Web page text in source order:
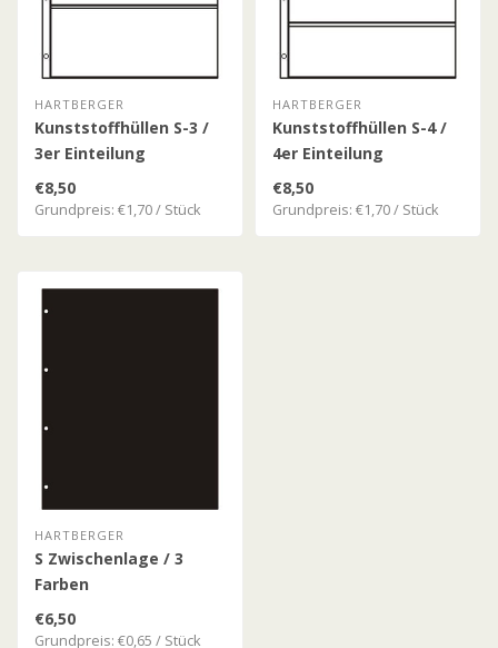
HARTBERGER
Kunststoffhüllen S-3 /
3er Einteilung
€8,50
Grundpreis: €1,70 / Stück
HARTBERGER
Kunststoffhüllen S-4 /
4er Einteilung
€8,50
Grundpreis: €1,70 / Stück
HARTBERGER
S Zwischenlage / 3
Farben
€6,50
Grundpreis: €0,65 / Stück